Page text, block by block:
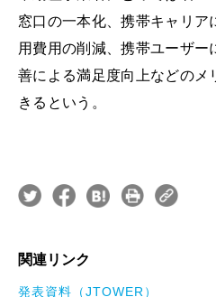
窓口の一本化、携帯キャリア
用費用の削減、携帯ユーザー
善による満足度向上などのメ
きるという。
関連リンク
発表資料（JTOWER）